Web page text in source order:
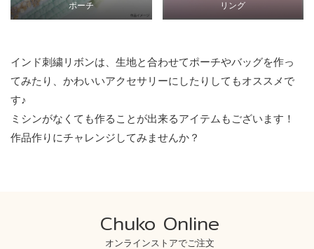
ポーチ
リング
インド刺繍リボンは、生地と合わせてポーチやバッグを作っ
てみたり、かわいいアクセサリーにしたりしてもオススメで
す♪
ミシンがなくても作ることが出来るアイテムもございます！
作品作りにチャレンジしてみませんか？
Chuko Online
オンラインストアでご注文